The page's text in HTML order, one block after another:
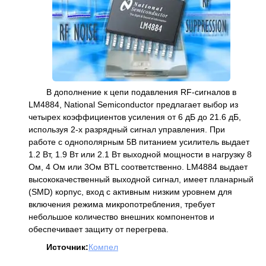
В дополнение к цепи подавления RF-сигналов в
LM4884, National Semiconductor предлагает выбор из
четырех коэффициентов усиления от 6 дБ до 21.6 дБ,
используя 2-х разрядный сигнал управления. При
работе с однополярным 5В питанием усилитель выдает
1.2 Вт, 1.9 Вт или 2.1 Вт выходной мощности в нагрузку 8
Ом, 4 Ом или 3Ом BTL соответственно. LM4884 выдает
высококачественный выходной сигнал, имеет планарный
(SMD) корпус, вход с активным низким уровнем для
включения режима микропотребления, требует
небольшое количество внешних компонентов и
обеспечивает защиту от перегрева.
Источник:Компел